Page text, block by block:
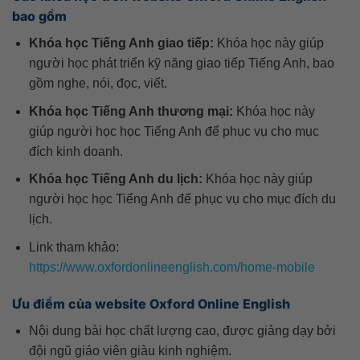
bao gồm
Khóa học Tiếng Anh giao tiếp: Khóa học này giúp
người học phát triển kỹ năng giao tiếp Tiếng Anh, bao
gồm nghe, nói, đọc, viết.
Khóa học Tiếng Anh thương mại: Khóa học này
giúp người học học Tiếng Anh để phục vụ cho mục
đích kinh doanh.
Khóa học Tiếng Anh du lịch: Khóa học này giúp
người học học Tiếng Anh để phục vụ cho mục đích du
lịch.
Link tham khảo:
https://www.oxfordonlineenglish.com/home-mobile
Ưu điểm của website Oxford Online English
Nội dung bài học chất lượng cao, được giảng dạy bởi
đội ngũ giáo viên giàu kinh nghiệm.